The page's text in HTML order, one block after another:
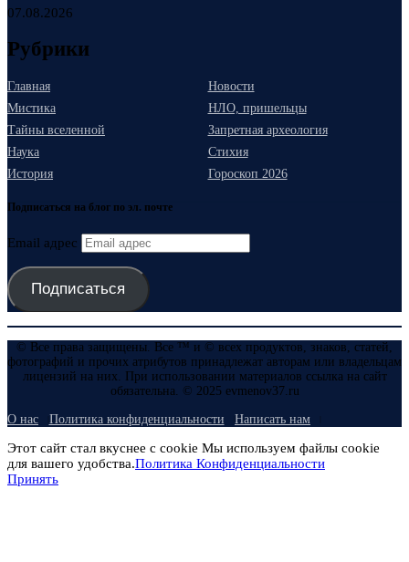
07.08.2026
Рубрики
Главная
Новости
Мистика
НЛО, пришельцы
Тайны вселенной
Запретная археология
Наука
Стихия
История
Гороскоп 2026
Подписаться на блог по эл. почте
Email адрес
Подписаться
© Все права защищены. Все ™ и © всех продуктов, знаков, статей,
фотографий и прочих атрибутов принадлежат авторам или владельцам
лицензий на них. При использовании материалов ссылка на сайт
обязательна. © 2025 evmenov37.ru
О нас Политика конфиденциальности Написать нам
Этот сайт стал вкуснее с cookie Мы используем файлы cookie
для вашего удобства.Политика Конфиденциальности
Принять